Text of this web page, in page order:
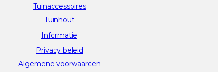
Tuinaccessoires
Tuinhout
Informatie
Privacy beleid
Algemene voorwaarden